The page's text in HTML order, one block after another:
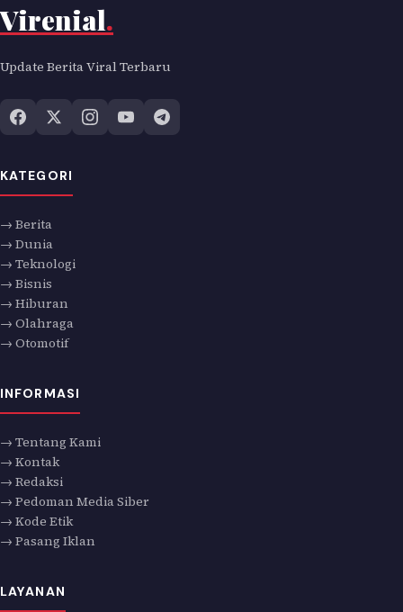
Virenial.
Update Berita Viral Terbaru
KATEGORI
→ Berita
→ Dunia
→ Teknologi
→ Bisnis
→ Hiburan
→ Olahraga
→ Otomotif
INFORMASI
→ Tentang Kami
→ Kontak
→ Redaksi
→ Pedoman Media Siber
→ Kode Etik
→ Pasang Iklan
LAYANAN